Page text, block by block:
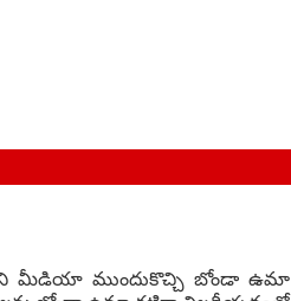
మీడియా ముందుకొచ్చి బోండా ఉమా